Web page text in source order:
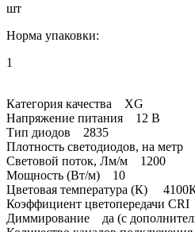
шт
Норма упаковки:
1
Категория качества XG
Напряжение питания 12 В
Тип диодов 2835
Плотность светодиодов, на метр
Световой поток, Лм/м 1200
Мощность (Вт/м) 10
Цветовая температура (К)
Коэффициент цветопередачи
Диммирование да (с